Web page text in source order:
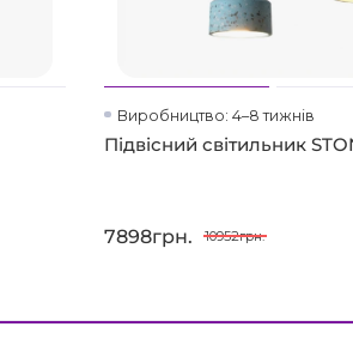
Виробництво: 4–8 тижнів
Підвісний світильник
7898грн. 10952грн.